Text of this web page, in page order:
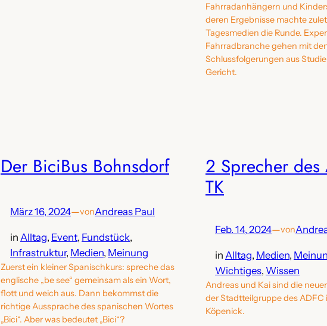
Fahrradanhängern und
deren Ergebnisse machte
Tagesmedien die Runde.
Fahrradbranche gehen mit
Schlussfolgerungen aus
Gericht.
Der BiciBus Bohnsdorf
März 16, 2024—vonAndreas Paul
in Alltag, Event, Fundstück
Infrastruktur, Medien, Meinung
Zuerst ein kleiner Spanischkurs: spreche das
englische „be see“ gemeinsam als ein Wort,
flott und weich aus. Dann bekommst die
richtige Aussprache des spanischen Wortes
„Bici“. Aber was bedeutet „Bici“?
2 Sprecher des
TK
Feb. 14, 2024—von
in Alltag, Medien,
Wichtiges, Wissen
Andreas und Kai sind die
der Stadtteilgruppe des ADFC
Köpenick.